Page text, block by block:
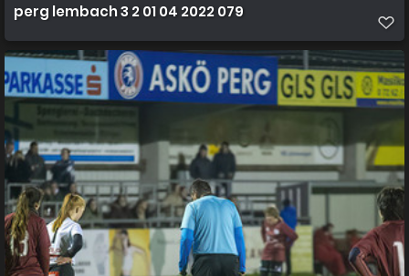
perg lembach 3 2 01 04 2022 079